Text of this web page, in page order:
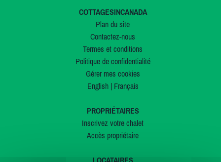
COTTAGESINCANADA
Plan du site
Contactez-nous
Termes et conditions
Politique de confidentialité
Gérer mes cookies
English| Français
PROPRIÉTAIRES
Inscrivez votre chalet
Accès propriétaire
LOCATAIRES